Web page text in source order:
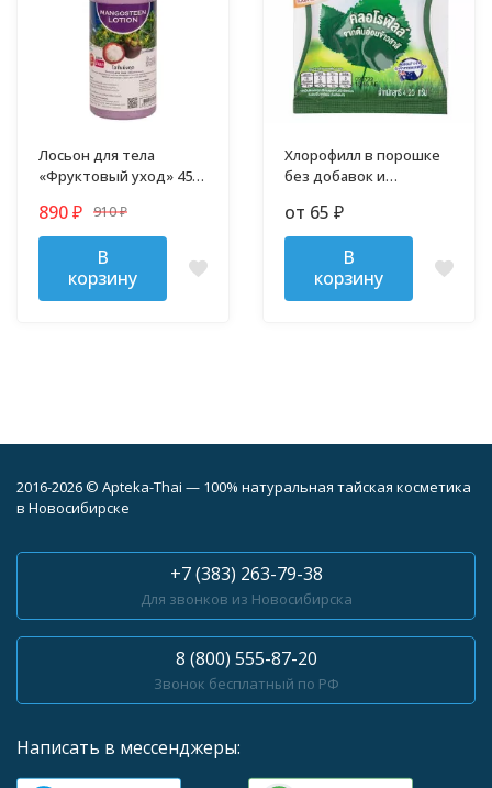
Лосьон для тела
«Фруктовый уход» 450
890 ₽ 910₽
В
корзину
Хлорофилл в порошке
без добавок и
от 65 ₽
В
корзину
2016-2026 © Apteka-Thai — 100% натуральная тайская косметика
в Новосибирске
+7 (383) 263-79-38
Для звонков из Новосибирска
8 (800) 555-87-20
Звонок бесплатный по РФ
Написать в мессенджеры: